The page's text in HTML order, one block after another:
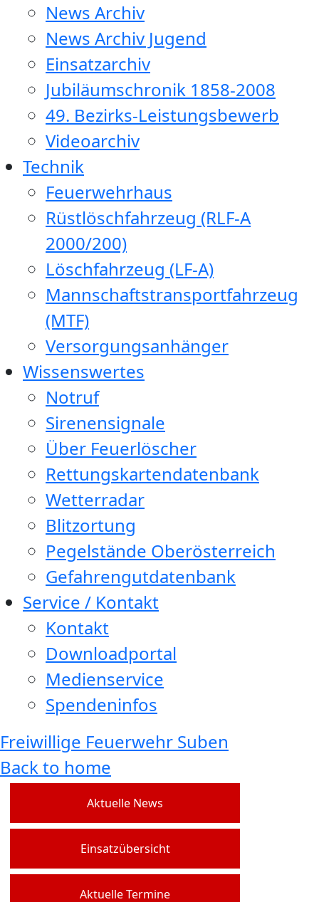
News Archiv
News Archiv Jugend
Einsatzarchiv
Jubiläumschronik 1858-2008
49. Bezirks-Leistungsbewerb
Videoarchiv
Technik
Feuerwehrhaus
Rüstlöschfahrzeug (RLF-A
2000/200)
Löschfahrzeug (LF-A)
Mannschaftstransportfahrzeug
(MTF)
Versorgungsanhänger
Wissenswertes
Notruf
Sirenensignale
Über Feuerlöscher
Rettungskartendatenbank
Wetterradar
Blitzortung
Pegelstände Oberösterreich
Gefahrengutdatenbank
Service / Kontakt
Kontakt
Downloadportal
Medienservice
Spendeninfos
Freiwillige Feuerwehr Suben
Back to home
Aktuelle News
Einsatzübersicht
Aktuelle Termine